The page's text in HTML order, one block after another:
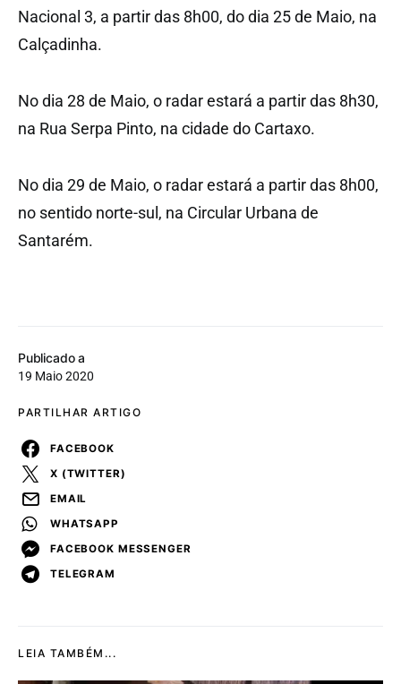
Publicado a
19 Maio 2020
PARTILHAR ARTIGO
FACEBOOK
X (TWITTER)
EMAIL
WHATSAPP
FACEBOOK MESSENGER
TELEGRAM
Nacional 3, a partir das 8h00, do dia 25 de Maio, na
Calçadinha.
No dia 28 de Maio, o radar estará a partir das 8h30,
na Rua Serpa Pinto, na cidade do Cartaxo.
No dia 29 de Maio, o radar estará a partir das 8h00,
no sentido norte-sul, na Circular Urbana de
Santarém.
LEIA TAMBÉM...